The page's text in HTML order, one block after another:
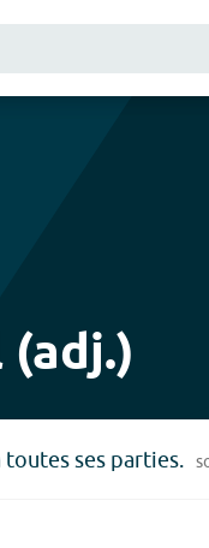
ses parties.